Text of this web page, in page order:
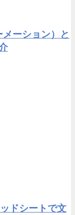
ーション）と
ドシートで文